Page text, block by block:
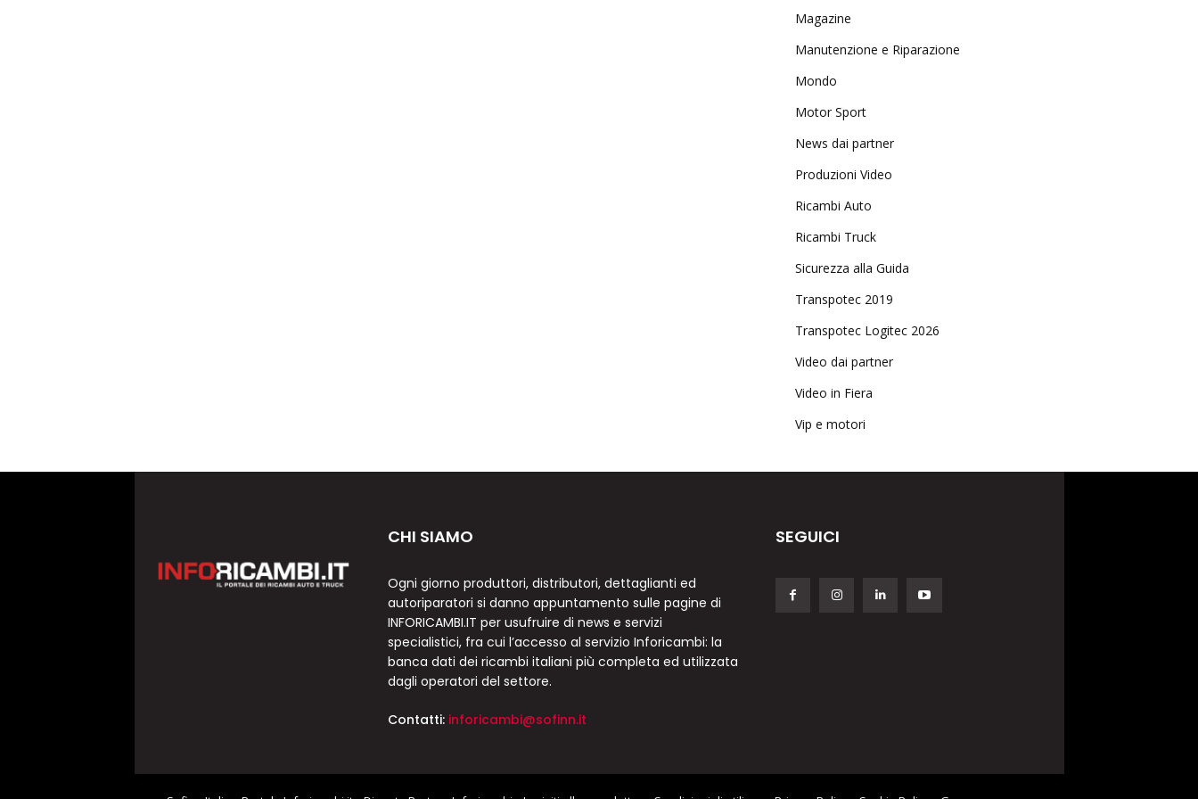
Magazine
Manutenzione e Riparazione
Mondo
Motor Sport
News dai partner
Produzioni Video
Ricambi Auto
Ricambi Truck
Sicurezza alla Guida
Transpotec 2019
Transpotec Logitec 2026
Video dai partner
Video in Fiera
Vip e motori
CHI SIAMO
Ogni giorno produttori, distributori, dettaglianti ed
autoriparatori si danno appuntamento sulle pagine di
INFORICAMBI.IT per usufruire di news e servizi
specialistici, fra cui l’accesso al servizio Inforicambi: la
banca dati dei ricambi italiani più completa ed utilizzata
dagli operatori del settore.
Contatti: inforicambi@sofinn.it
SEGUICI